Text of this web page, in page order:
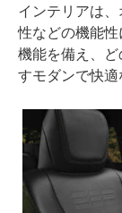
インテリアは
性などの機能
機能を備え、
すモダンで快適